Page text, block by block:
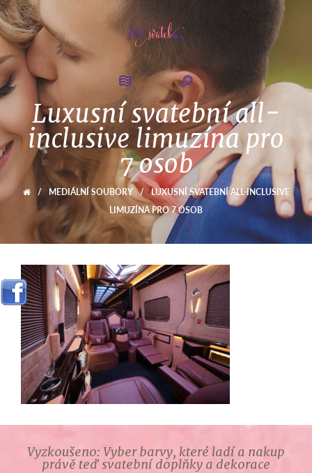
Luxusní svatební all-
inclusive limuzína pro
7 osob
/ MEDIÁLNÍ SOUBORY /
LUXUSNÍ SVATEBNÍ ALL-INCLUSIVE
LIMUZÍNA PRO 7 OSOB
Vyzkoušeno: Vyber barvy, které ladí a nakup
právě teď svatební doplňky a dekorace